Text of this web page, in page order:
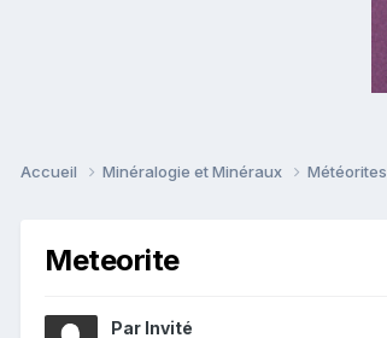
Accueil Minéralogie et Minéraux Météorites
Meteorite
Par Invité